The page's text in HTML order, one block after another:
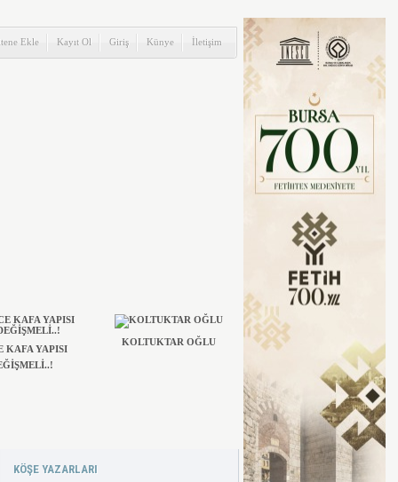
Ekle Kayıt Ol Giriş Künye İletişim
KAFA YAPISI
KOLTUKTAR OĞLU
KÖŞE YAZARLARI